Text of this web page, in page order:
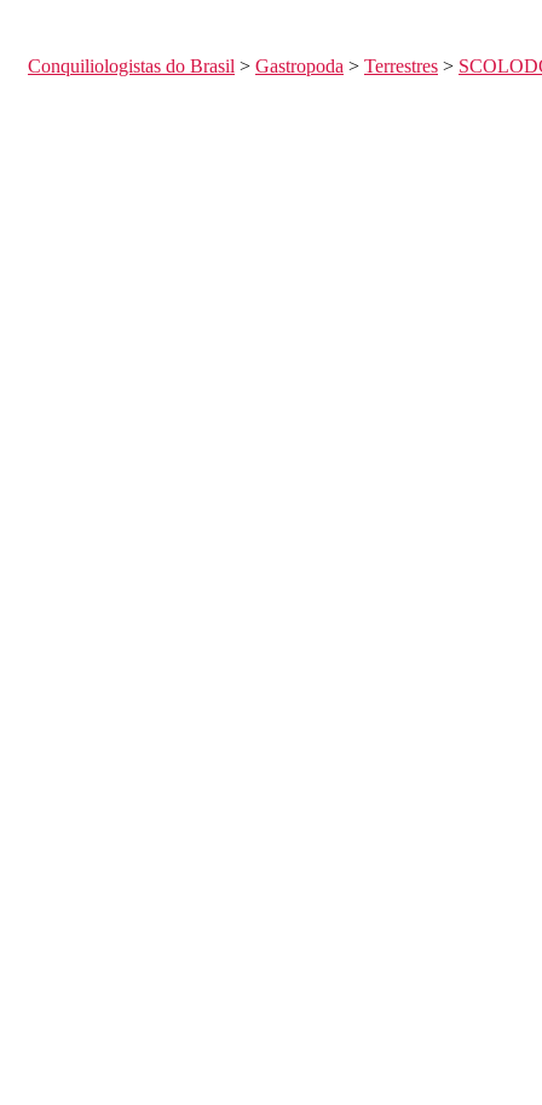
Conquiliologistas do Brasil > Gastropoda > Terrestres >